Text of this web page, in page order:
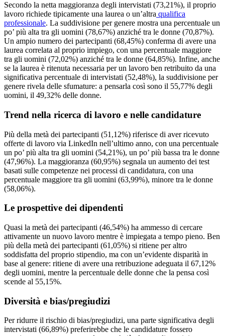
Secondo la netta maggioranza degli intervistati (73,21%), il proprio
lavoro richiede tipicamente una laurea o un’altra qualifica
professionale. La suddivisione per genere mostra una percentuale un
po’ più alta tra gli uomini (78,67%) anziché tra le donne (70,87%).
Un ampio numero dei partecipanti (68,45%) conferma di avere una
laurea correlata al proprio impiego, con una percentuale maggiore
tra gli uomini (72,02%) anziché tra le donne (64,85%). Infine, anche
se la laurea è ritenuta necessaria per un lavoro ben retribuito da una
significativa percentuale di intervistati (52,48%), la suddivisione per
genere rivela delle sfumature: a pensarla così sono il 55,77% degli
uomini, il 49,32% delle donne.
Trend nella ricerca di lavoro e nelle candidature
Più della metà dei partecipanti (51,12%) riferisce di aver ricevuto
offerte di lavoro via LinkedIn nell’ultimo anno, con una percentuale
un po’ più alta tra gli uomini (54,21%), un po’ più bassa tra le donne
(47,96%). La maggioranza (60,95%) segnala un aumento dei test
basati sulle competenze nei processi di candidatura, con una
percentuale maggiore tra gli uomini (63,99%), minore tra le donne
(58,06%).
Le prospettive dei dipendenti
Quasi la metà dei partecipanti (46,54%) ha ammesso di cercare
attivamente un nuovo lavoro mentre è impiegata a tempo pieno. Ben
più della metà dei partecipanti (61,05%) si ritiene per altro
soddisfatta del proprio stipendio, ma con un’evidente disparità in
base al genere: ritiene di avere una retribuzione adeguata il 67,12%
degli uomini, mentre la percentuale delle donne che la pensa così
scende al 55,15%.
Diversità e bias/pregiudizi
Per ridurre il rischio di bias/pregiudizi, una parte significativa degli
intervistati (66,89%) preferirebbe che le candidature fossero